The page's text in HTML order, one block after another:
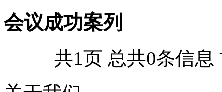
会议成功案列
共1页 总共0条信